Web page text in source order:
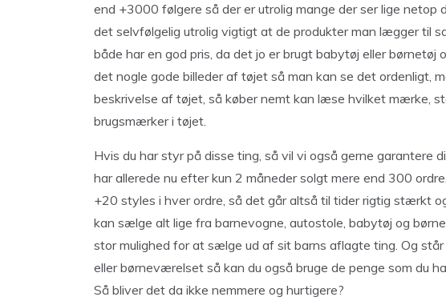
end +3000 følgere så der er utrolig mange der ser lige netop
det selvfølgelig utrolig vigtigt at de produkter man lægger til
både har en god pris, da det jo er brugt babytøj eller
det nogle gode billeder af tøjet så man kan se det ordenligt,
beskrivelse af tøjet, så køber nemt kan læse hvilket mærke,
brugsmærker i tøjet.
Hvis du har styr på disse ting, så vil vi også gerne garantere
har allerede nu efter kun 2 måneder solgt mere end 300
+20 styles i hver ordre, så det går altså til tider rigtig stærkt
kan sælge alt lige fra barnevogne, autostole, babytøj og
stor mulighed for at sælge ud af sit barns aflagte ting. Og
eller børneværelset så kan du også bruge de penge som du
Så bliver det da ikke nemmere og hurtigere?